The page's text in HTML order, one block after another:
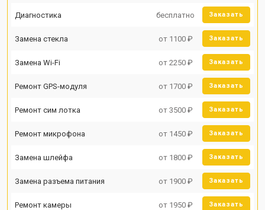
Диагностика бесплатно Заказать
Замена стекла от 1100 ₽ Заказать
Замена Wi-Fi от 2250 ₽ Заказать
Ремонт GPS-модуля от 1700 ₽ Заказать
Ремонт сим лотка от 3500 ₽ Заказать
Ремонт микрофона от 1450 ₽ Заказать
Замена шлейфа от 1800 ₽ Заказать
Замена разъема питания от 1900 ₽ Заказать
Ремонт камеры от 1950 ₽ Заказать